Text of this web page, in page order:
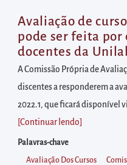
Acessar
diretamente
as
informações
postas
no
rodapé
Avaliação de
pode ser feita por
docentes da
A Comissão Própria de
discentes a responderem a
2022.1, que ficará disponível
[Continuar lendo
Palavras-chave
Avaliação Dos Cursos